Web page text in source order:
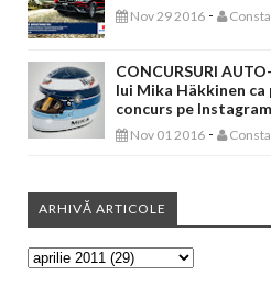
Nov 29 2016 -
CONCURSURI
lui Mika Häkkinen ca
concurs pe Instagram
Nov 01 2016 -
ARHIVĂ ARTICOLE